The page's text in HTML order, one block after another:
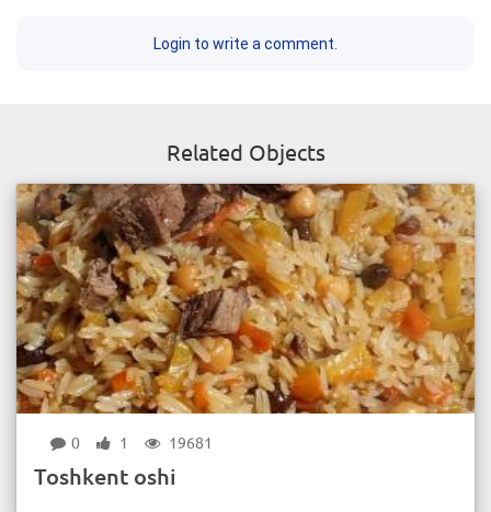
Login to write a comment.
Related Objects
0 1 19681
Toshkent oshi